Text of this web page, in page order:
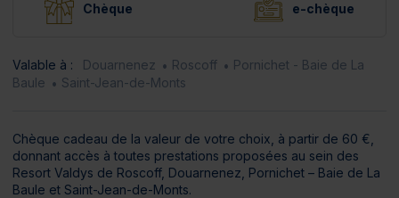
Chèque e-chèque
Valable à : Douarnenez Roscoff
Pornichet - Baie de La
Baule
Saint-Jean-de-Monts
Chèque cadeau de la valeur de votre choix, à partir de 60 €,
donnant accès à toutes prestations proposées au sein des
Resort Valdys de Roscoff, Douarnenez, Pornichet – Baie de La
Baule et Saint-Jean-de-Monts.